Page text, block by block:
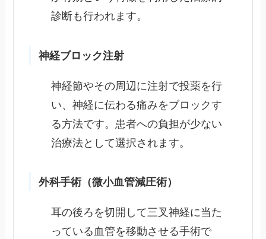
診断も行われます。
神経ブロック注射
神経節やその周辺に注射で投薬を行
い、神経に伝わる痛みをブロックす
る方法です。患者への負担が少ない
治療法として選択されます。
外科手術（微小血管減圧術）
耳の後ろを切開して三叉神経に当た
っている血管を移動させる手術で